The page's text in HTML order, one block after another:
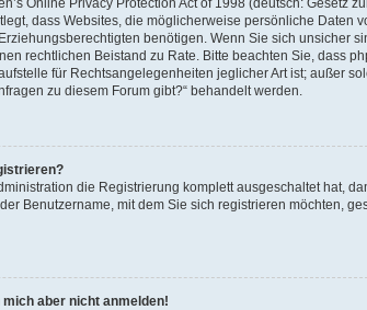
Online Privacy Protection Act of 1998 (deutsch: Gesetz
dass Websites, die möglicherweise persönliche Daten
benötigen. Wenn Sie sich unsicher
rechtlichen Beistand zu Rate. Bitte beachten Sie, dass
für Rechtsangelegenheiten jeglicher Art ist; außer
zu diesem Forum gibt?“ behandelt werden.
die Registrierung komplett ausgeschaltet hat,
Benutzername, mit dem Sie sich registrieren möchten,
aber nicht anmelden!